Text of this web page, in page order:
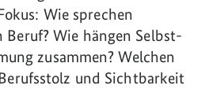
Wie sprechen
Beruf? Wie hängen Selbst-
zusammen? Welchen
und Sichtbarkeit